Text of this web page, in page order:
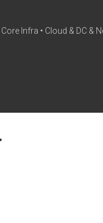
Infra • Cloud & DC